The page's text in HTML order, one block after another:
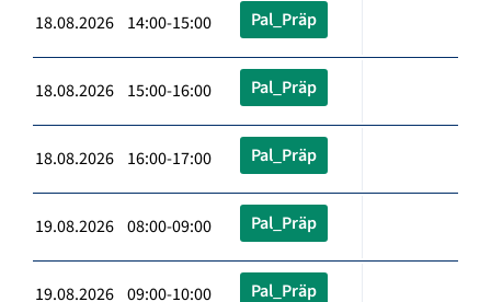
18.08.2026 14:00-15:00 Pal_Präp
18.08.2026 15:00-16:00 Pal_Präp
18.08.2026 16:00-17:00 Pal_Präp
19.08.2026 08:00-09:00 Pal_Präp
19.08.2026 09:00-10:00 Pal_Präp